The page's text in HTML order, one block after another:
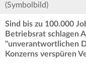
(Symbolbild)
Sind bis zu 100.000
Betriebsrat schlagen
"unverantwortlichen
Konzerns verspüren